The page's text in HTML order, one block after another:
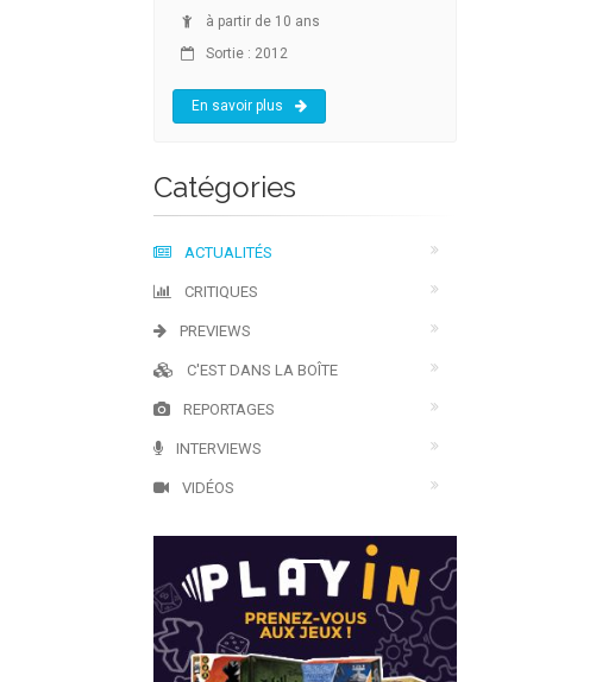
à partir de 10 ans
Sortie : 2012
En savoir plus
Catégories
ACTUALITÉS
CRITIQUES
PREVIEWS
C'EST DANS LA BOÎTE
REPORTAGES
INTERVIEWS
VIDÉOS